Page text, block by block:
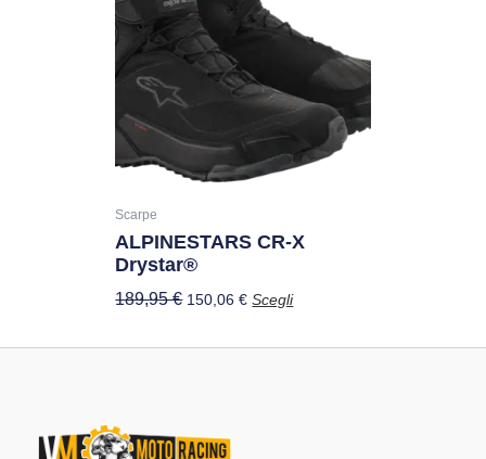
Scarpe
ALPINESTARS CR-X
Drystar®
189,95€
era:
189,95 €.
150,06€
è:
150,06 €.
Scegli
più
varianti.
opzioni
possono
essere
pagina
prodotto